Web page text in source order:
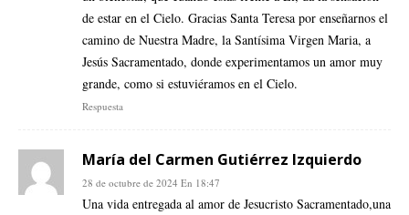
de estar en el Cielo. Gracias Santa Teresa por enseñarnos el
camino de Nuestra Madre, la Santísima Virgen Maria, a
Jesús Sacramentado, donde experimentamos un amor muy
grande, como si estuviéramos en el Cielo.
Respuesta
María del Carmen Gutiérrez Izquierdo
28 de octubre de 2024 En 18:47
Una vida entregada al amor de Jesucristo Sacramentado,una